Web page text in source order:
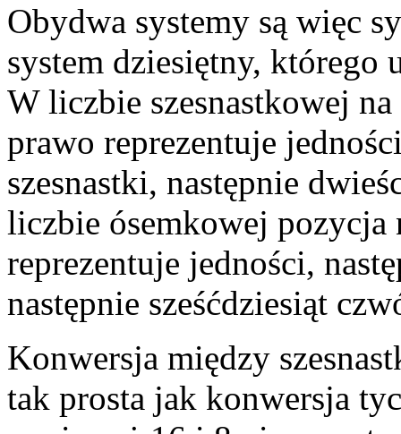
Obydwa systemy są więc
system dziesiętny,
W liczbie szesnastkowej
prawo reprezentuje
szesnastki, następnie
liczbie ósemkowej pozycja
reprezentuje jedności,
następnie sześćdziesiąt
Konwersja między
tak prosta jak konwersja